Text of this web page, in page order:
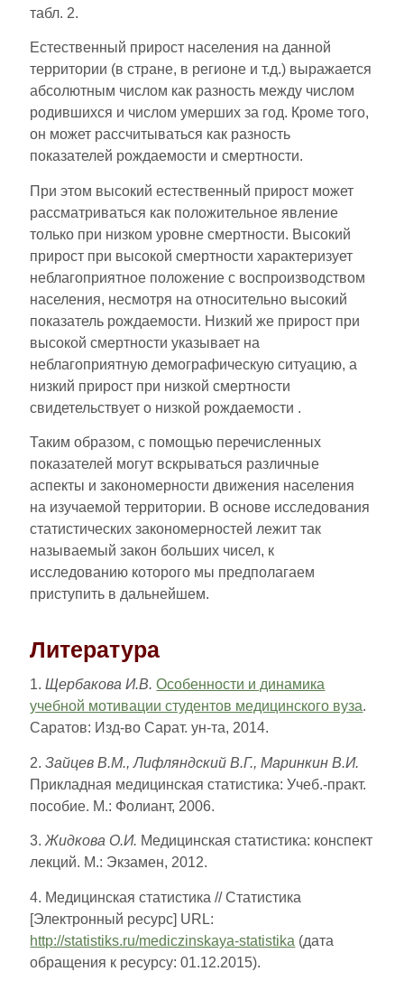
табл. 2.
Естественный прирост населения на данной
территории (в стране, в регионе и т.д.) выражается
абсолютным числом как разность между числом
родившихся и числом умерших за год. Кроме того,
он может рассчитываться как разность
показателей рождаемости и смертности.
При этом высокий естественный прирост может
рассматриваться как положительное явление
только при низком уровне смертности. Высокий
прирост при высокой смертности характеризует
неблагоприятное положение с воспроизводством
населения, несмотря на относительно высокий
показатель рождаемости. Низкий же прирост при
высокой смертности указывает на
неблагоприятную демографическую ситуацию, а
низкий прирост при низкой смертности
свидетельствует о низкой рождаемости .
Таким образом, с помощью перечисленных
показателей могут вскрываться различные
аспекты и закономерности движения населения
на изучаемой территории. В основе исследования
статистических закономерностей лежит так
называемый закон больших чисел, к
исследованию которого мы предполагаем
приступить в дальнейшем.
Литература
1.Щербакова И.В. Особенности и динамика
учебной мотивации студентов медицинского вуза.
Саратов: Изд-во Сарат. ун-та, 2014.
2.Зайцев В.М., Лифляндский В.Г., Маринкин В.И.
Прикладная медицинская статистика: Учеб.-практ.
пособие. М.: Фолиант, 2006.
3.Жидкова О.И. Медицинская статистика: конспект
лекций. М.: Экзамен, 2012.
4. Медицинская статистика // Статистика
[Электронный ресурс] URL:
http://statistiks.ru/mediczinskaya-statistika (дата
обращения к ресурсу: 01.12.2015).